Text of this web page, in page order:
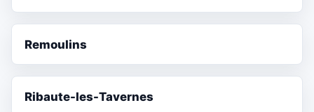
Remoulins
Ribaute-les-Tavernes